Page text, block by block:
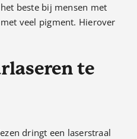
beste bij mensen met
veel pigment. Hierover
te
dringt een laserstraal